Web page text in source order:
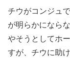
チウがコンジュ
が明らかになら
やそうとしてホ
すが、チウに助